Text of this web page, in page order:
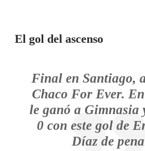
El gol del ascenso
Final en Santiago,
Chaco For Ever.
le ganó a Gimnasia
0 con este gol de
Díaz de